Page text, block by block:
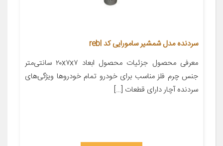
سردنده مدل شمشیر سامورایی کد rebl
معرفی محصول جزئیات محصول ابعاد ۲۰x۷x۷ سانتی‌متر
جنس چرم فلز مناسب برای خودرو تمام خودروها ویژگی‌های
سردنده آچار دارای قطعات […]